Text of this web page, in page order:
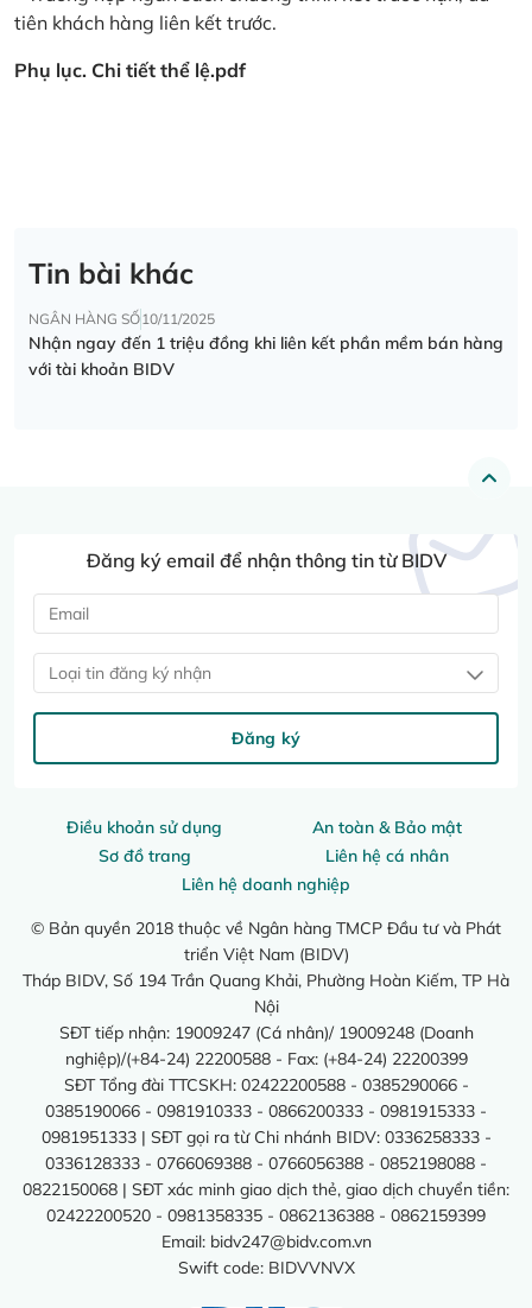
tiên khách hàng liên kết trước.
Phụ lục. Chi tiết thể lệ.pdf
Tin bài khác
NGÂN HÀNG SỐ10/11/2025
Nhận ngay đến 1 triệu đồng khi liên kết phần mềm bán hàng
với tài khoản BIDV
Điều khoản sử dụng
An toàn & Bảo mật
Sơ đồ trang
Liên hệ cá nhân
Liên hệ doanh nghiệp
© Bản quyền 2018 thuộc về Ngân hàng TMCP Đầu tư và Phát
triển Việt Nam (BIDV)
Tháp BIDV, Số 194 Trần Quang Khải, Phường Hoàn Kiếm, TP Hà
Nội
SĐT tiếp nhận: 19009247 (Cá nhân)/ 19009248 (Doanh
nghiệp)/(+84-24) 22200588 - Fax: (+84-24) 22200399
SĐT Tổng đài TTCSKH: 02422200588 - 0385290066 -
0385190066 - 0981910333 - 0866200333 - 0981915333 -
0981951333 | SĐT gọi ra từ Chi nhánh BIDV: 0336258333 -
0336128333 - 0766069388 - 0766056388 - 0852198088 -
0822150068 | SĐT xác minh giao dịch thẻ, giao dịch chuyển tiền:
02422200520 - 0981358335 - 0862136388 - 0862159399
Email: bidv247@bidv.com.vn
Swift code: BIDVVNVX
Đăng ký email để nhận thông tin từ BIDV
Loại tin đăng ký nhận
Đăng ký